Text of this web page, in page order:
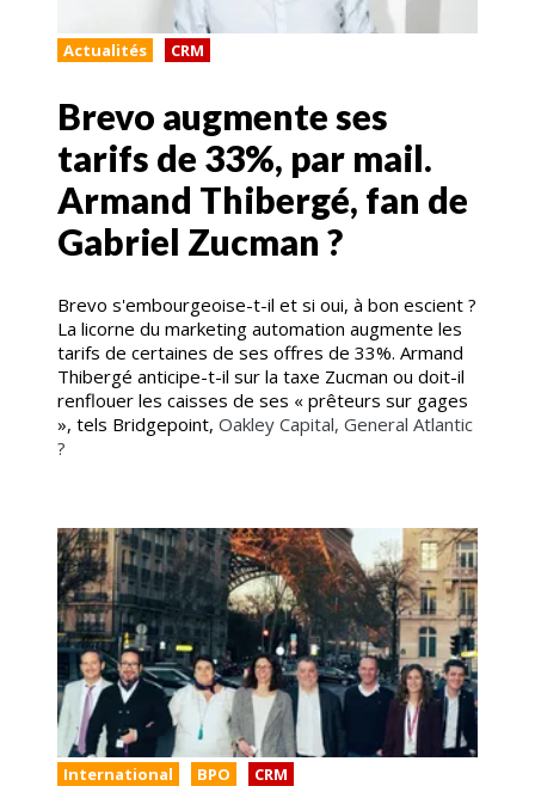
Actualités CRM
Brevo augmente ses
tarifs de 33%, par mail.
Armand Thibergé, fan de
Gabriel Zucman ?
Brevo s'embourgeoise-t-il et si oui, à bon escient ?
La licorne du marketing automation augmente les
tarifs de certaines de ses offres de 33%. Armand
Thibergé anticipe-t-il sur la taxe Zucman ou doit-il
renflouer les caisses de ses « prêteurs sur gages
», tels Bridgepoint, Oakley Capital, General Atlantic
?
International BPO CRM